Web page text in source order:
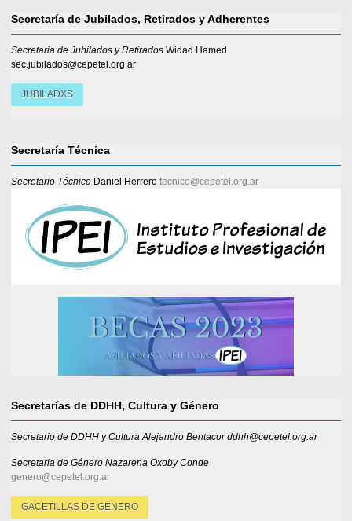
Secretaría de Jubilados, Retirados y Adherentes
Secretaria de Jubilados y Retirados Widad Hamed
sec.jubilados@cepetel.org.ar
JUBILADXS
Secretaría Técnica
Secretario Técnico Daniel Herrero tecnico@cepetel.org.ar
Secretarías de DDHH, Cultura y Género
Secretario de DDHH y Cultura Alejandro Bentacor ddhh@cepetel.org.ar
Secretaria de Género Nazarena Oxoby Conde
genero@cepetel.org.ar
GACETILLAS DE GÉNERO